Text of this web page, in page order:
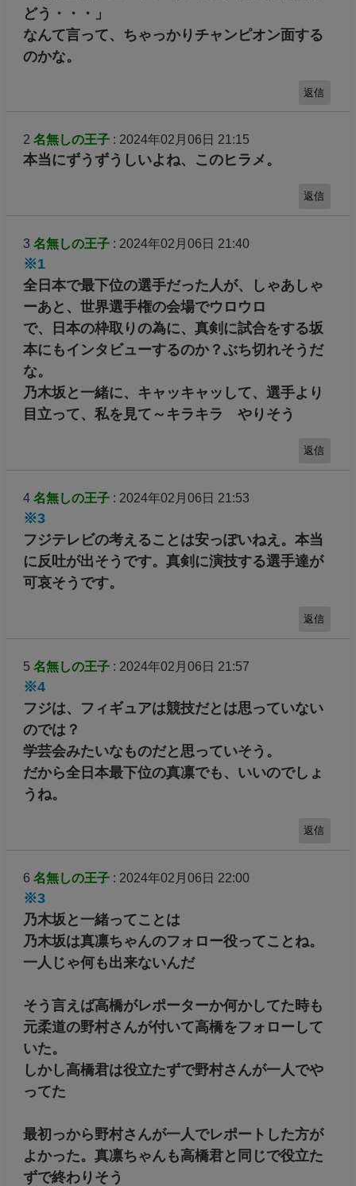
どう・・・」
なんて言って、ちゃっかりチャンピオン面する
のかな。
返信
2 名無しの王子: 2024年02月06日 21:15
本当にずうずうしいよね、このヒラメ。
返信
3 名無しの王子: 2024年02月06日 21:40
※1
全日本で最下位の選手だった人が、しゃあしゃ
ーあと、世界選手権の会場でウロウロ
で、日本の枠取りの為に、真剣に試合をする坂
本にもインタビューするのか？ぶち切れそうだ
な。
乃木坂と一緒に、キャッキャッして、選手より
目立って、私を見て～キラキラ やりそう
返信
4 名無しの王子: 2024年02月06日 21:53
※3
フジテレビの考えることは安っぽいねえ。本当
に反吐が出そうです。真剣に演技する選手達が
可哀そうです。
返信
5 名無しの王子: 2024年02月06日 21:57
※4
フジは、フィギュアは競技だとは思っていない
のでは？
学芸会みたいなものだと思っていそう。
だから全日本最下位の真凛でも、いいのでしょ
うね。
返信
6 名無しの王子: 2024年02月06日 22:00
※3
乃木坂と一緒ってことは
乃木坂は真凛ちゃんのフォロー役ってことね。
一人じゃ何も出来ないんだ
そう言えば高橋がレポーターか何かしてた時も
元柔道の野村さんが付いて高橋をフォローして
いた。
しかし高橋君は役立たずで野村さんが一人でや
ってた
最初っから野村さんが一人でレポートした方が
よかった。真凛ちゃんも高橋君と同じで役立た
ずで終わりそう